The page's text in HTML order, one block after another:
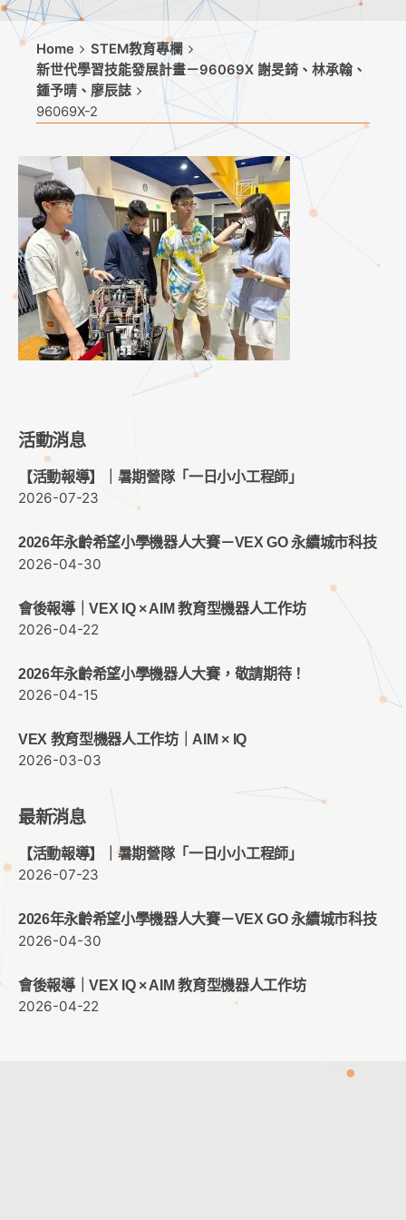
Home
STEM教育專欄
新世代學習技能發展計畫－96069X 謝旻錡、林承翰、
鍾予晴、廖辰誌
96069X-2
活動消息
【活動報導】｜暑期營隊「一日小小工程師」
2026-07-23
2026年永齡希望小學機器人大賽－VEX GO 永續城市科技
2026-04-30
會後報導｜VEX IQ × AIM 教育型機器人工作坊
2026-04-22
2026年永齡希望小學機器人大賽，敬請期待！
2026-04-15
VEX 教育型機器人工作坊｜AIM × IQ
2026-03-03
最新消息
【活動報導】｜暑期營隊「一日小小工程師」
2026-07-23
2026年永齡希望小學機器人大賽－VEX GO 永續城市科技
2026-04-30
會後報導｜VEX IQ × AIM 教育型機器人工作坊
2026-04-22